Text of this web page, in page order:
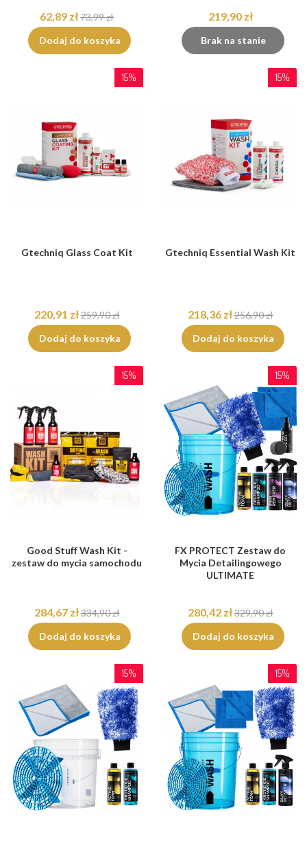
62,89 zł73,99 zł
Dodaj do koszyka
219,90 zł
Brak na stanie
15%
Gtechniq Glass Coat Kit
220,91 zł259,90 zł
Dodaj do koszyka
15%
Gtechniq Essential Wash Kit
218,36 zł256,90 zł
Dodaj do koszyka
15%
Good Stuff Wash Kit -
zestaw do mycia samochodu
284,67 zł334,90 zł
Dodaj do koszyka
15%
FX PROTECT Zestaw do
Mycia Detailingowego
ULTIMATE
280,42 zł329,90 zł
Dodaj do koszyka
15% 15%